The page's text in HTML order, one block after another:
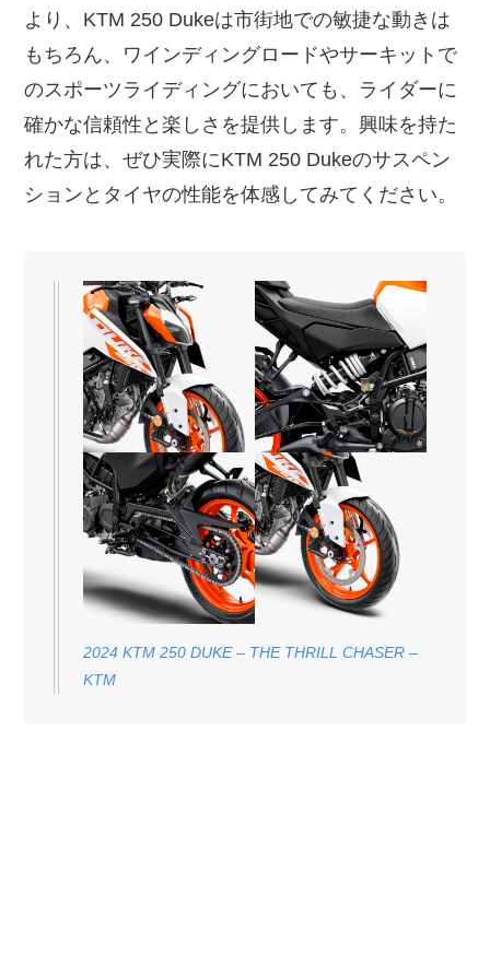
より、KTM 250 Dukeは市街地での敏捷な動きは
もちろん、ワインディングロードやサーキットで
のスポーツライディングにおいても、ライダーに
確かな信頼性と楽しさを提供します。興味を持た
れた方は、ぜひ実際にKTM 250 Dukeのサスペン
ションとタイヤの性能を体感してみてください。
2024 KTM 250 DUKE – THE THRILL CHASER –
KTM